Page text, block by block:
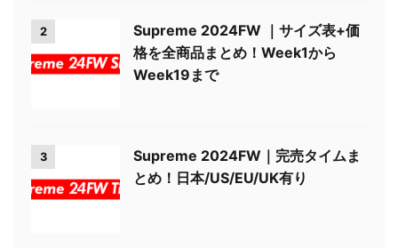
2
Supreme 2024FW ｜サイズ表+価
格を全商品まとめ！Week1から
Week19まで
3
Supreme 2024FW｜完売タイムま
とめ！日本/US/EU/UK有り